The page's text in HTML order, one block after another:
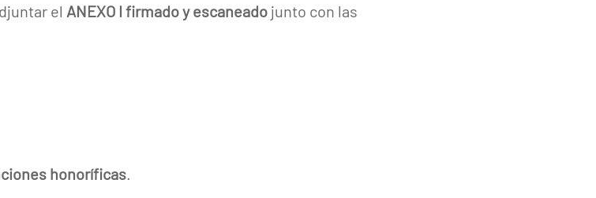
el ANEXO I firmado y escaneado junto con las
honoríficas